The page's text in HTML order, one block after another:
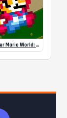
Super Mario World: Prototype Edition